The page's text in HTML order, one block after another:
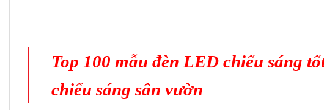
Top 100 mẫu đèn LED chiếu sáng
chiếu sáng sân vườn